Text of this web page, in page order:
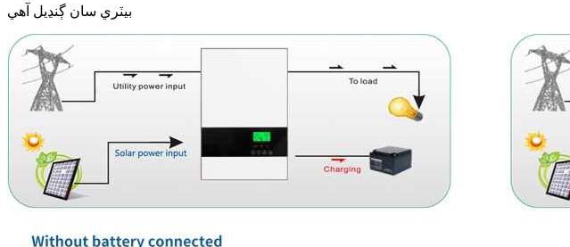
بيٽري سان ڳنڍيل آهي